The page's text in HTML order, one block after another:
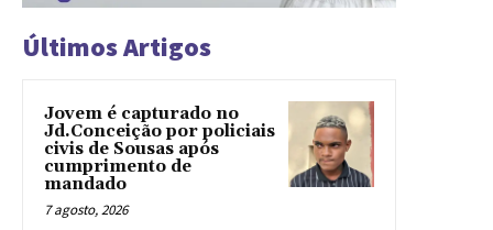
Últimos Artigos
Jovem é capturado no
Jd.Conceição por policiais
civis de Sousas após
cumprimento de
mandado
7 agosto, 2026